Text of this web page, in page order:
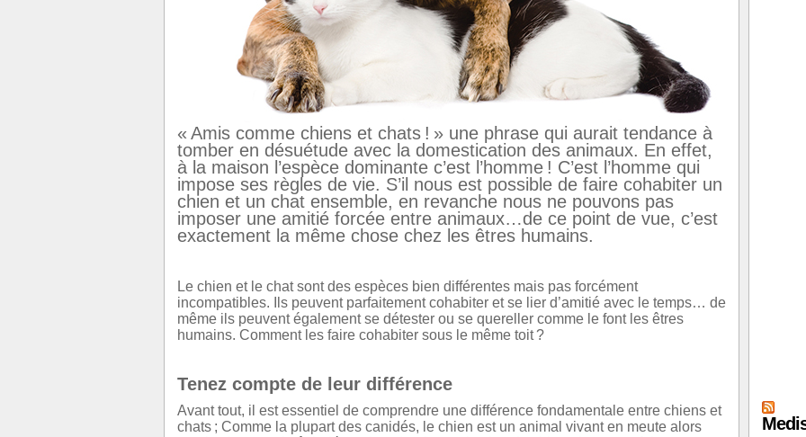
« Amis comme chiens et chats ! » une phrase qui aurait tendance à
tomber en désuétude avec la domestication des animaux. En effet,
à la maison l’espèce dominante c’est l’homme ! C’est l’homme qui
impose ses règles de vie. S’il nous est possible de faire cohabiter un
chien et un chat ensemble, en revanche nous ne pouvons pas
imposer une amitié forcée entre animaux…de ce point de vue, c’est
exactement la même chose chez les êtres humains.
Le chien et le chat sont des espèces bien différentes mais pas forcément
incompatibles. Ils peuvent parfaitement cohabiter et se lier d’amitié avec le temps… de
même ils peuvent également se détester ou se quereller comme le font les êtres
humains. Comment les faire cohabiter sous le même toit ?
Tenez compte de leur différence
Avant tout, il est essentiel de comprendre une différence fondamentale entre chiens et
chats ; Comme la plupart des canidés, le chien est un animal vivant en meute alors